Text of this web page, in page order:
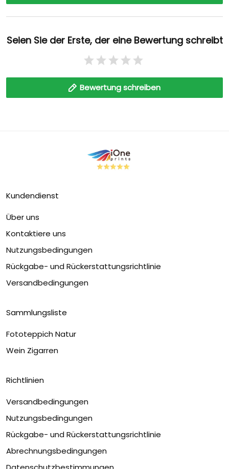
Seien Sie der Erste, der eine Bewertung schreibt
Bewertung schreiben
Kundendienst
Über uns
Kontaktiere uns
Nutzungsbedingungen
Rückgabe- und Rückerstattungsrichtlinie
Versandbedingungen
Sammlungsliste
Fototeppich Natur
Wein Zigarren
Richtlinien
Versandbedingungen
Nutzungsbedingungen
Rückgabe- und Rückerstattungsrichtlinie
Abrechnungsbedingungen